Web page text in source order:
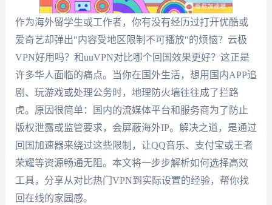
作为海外留学生或工作者，你有没有经历过打开优酷或
爱奇艺却弹出"内容受地区限制不可播放"的烦恼？云极
VPN好用吗？和uuVPN对比哪个回国效果更好？这正是
许多华人面临的痛点。当你在国外生活，想用国内APP追
剧、玩游戏或处理公务时，地理防火墙往往成了拦路
虎。原因很简单：国内的流媒体平台和服务商为了防止
版权泄露或监管要求，会屏蔽海外IP。解决之道，是通过
回国加速器来绕过这些限制，让QQ音乐、支付宝或王者
荣耀等资源畅通无阻。本文将一步步解析如何选择高效
工具，分享从对比热门VPN到实际设置的经验，帮你找
回在线的家园感。